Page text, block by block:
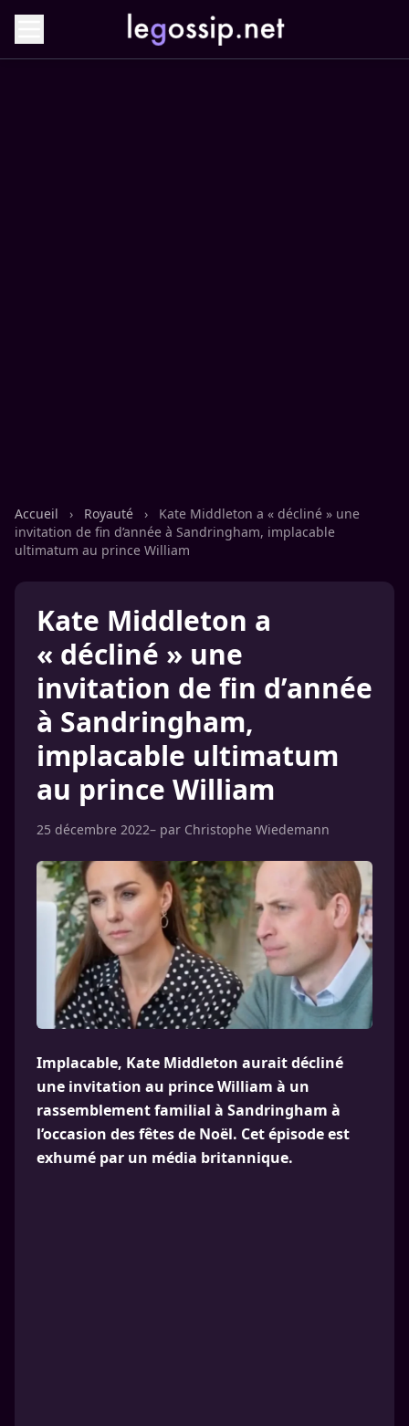
Accueil › Royauté ›
Kate Middleton a « décliné » une
invitation de fin d’année à Sandringham, implacable
ultimatum au prince William
Kate Middleton a
« décliné » une
invitation de fin d’année
à Sandringham,
implacable ultimatum
au prince William
25 décembre 2022– par Christophe Wiedemann
Implacable, Kate Middleton aurait décliné
une invitation au prince William à un
rassemblement familial à Sandringham à
l’occasion des fêtes de Noël. Cet épisode est
exhumé par un média britannique.